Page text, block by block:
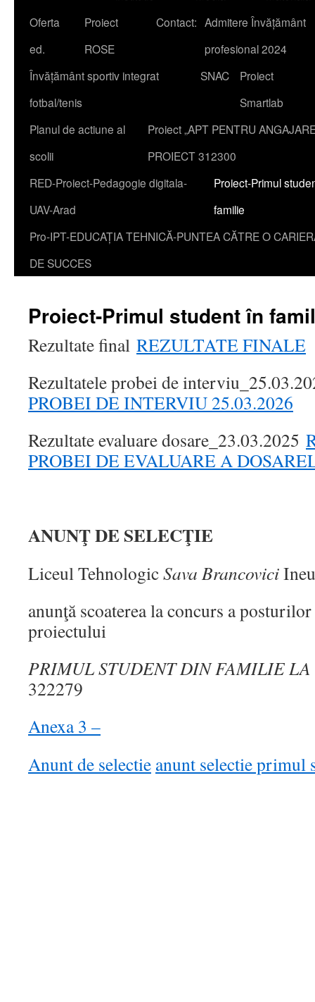
content
Oferta
ed.
Proiect
ROSE
Contact: Admitere Învățământ
profesional 2024
Învățământ sportiv integrat
fotbal/tenis
SNAC
Proiect
Smartlab
Planul de actiune al
scolii
Proiect „APT PENTRU
PROIECT 312300
RED-Proiect-Pedagogie digitala-
UAV-Arad
Proiect-Primul
familie
Pro-IPT-EDUCAȚIA TEHNICĂ-PUNTEA CĂTRE O
DE SUCCES
Proiect-Primul student în
Rezultate final REZULTATE FINALE
Rezultatele probei de
PROBEI DE INTERVIU 25.03.2026
Rezultate evaluare dosare_23.03.2025
PROBEI DE EVALUARE A
ANUNŢ DE SELECŢIE
Liceul TehnologicSava BrancoviciIneu
anunţă scoaterea la concurs a
proiectului
PRIMUL STUDENT DIN FAMILIE LA
322279
Anexa 3 –
Anunt de selectie anunt selectie primul